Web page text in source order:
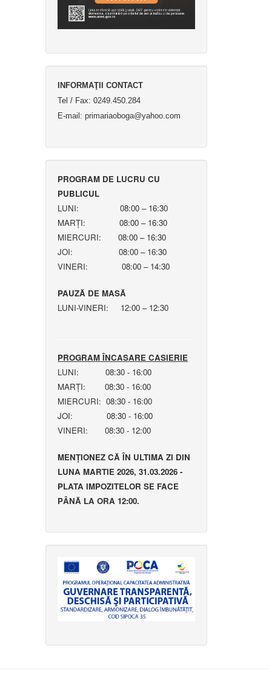
INFORMAŢII CONTACT
Tel / Fax: 0249.450.284
E-mail: primariaoboga@yahoo.com
PROGRAM DE LUCRU CU
PUBLICUL
LUNI: 08:00 – 16:30
MARȚI: 08:00 – 16:30
MIERCURI: 08:00 – 16:30
JOI: 08:00 – 16:30
VINERI: 08:00 – 14:30
PAUZĂ DE MASĂ
LUNI-VINERI: 12:00 – 12:30
PROGRAM ÎNCASARE CASIERIE
LUNI: 08:30 - 16:00
MARȚI: 08:30 - 16:00
MIERCURI: 08:30 - 16:00
JOI: 08:30 - 16:00
VINERI: 08:30 - 12:00
MENȚIONEZ CĂ ÎN ULTIMA ZI DIN
LUNA MARTIE 2026, 31.03.2026 -
PLATA IMPOZITELOR SE FACE
PÂNĂ LA ORA 12:00.